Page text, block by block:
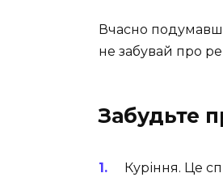
Вчасно
не забувай про
Забудьте
Куріння. Це